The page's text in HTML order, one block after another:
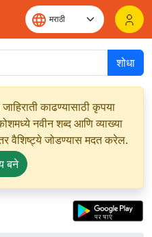
शोधा
काढण्यासाठी कृपया
नवीन शब्द आणि व्याख्या
वैशिष्ट्ये जोडण्यास मदत करेल.
बने